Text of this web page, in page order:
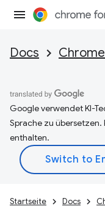
Docs
Google verwendet KI-
Sprache zu übersetzen.
enthalten.
Startseite Docs